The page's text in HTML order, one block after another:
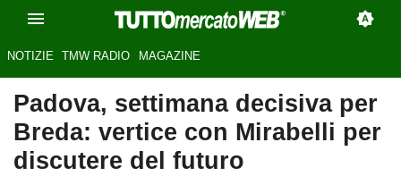
NOTIZIE TMW RADIO MAGAZINE
Padova, settimana decisiva per
Breda: vertice con Mirabelli per
discutere del futuro